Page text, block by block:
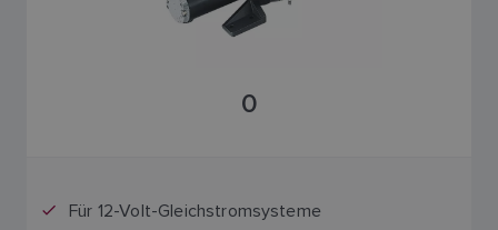
0
Für 12-Volt-Gleichstromsysteme